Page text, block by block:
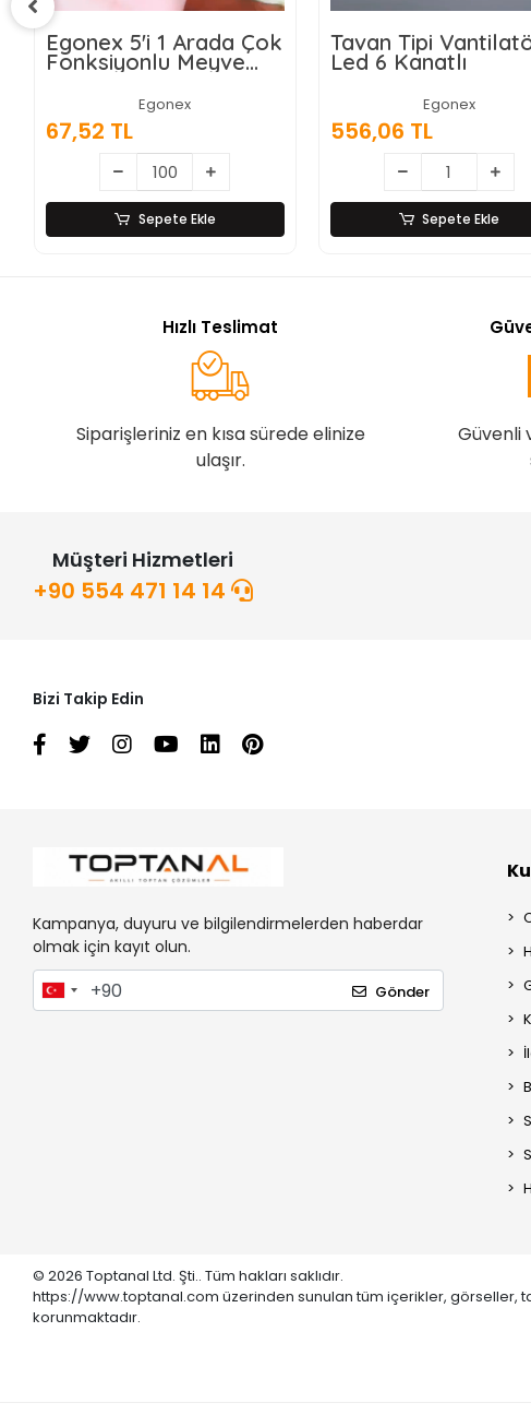
Tavan Tipi Vantilatör
Led 6 Kanatlı
Egonex
556,06 TL
Sepete Ekle
Wasspender WS-
Akıllı Su Sebili - Gizli
Dokunmatik Ekran
Egonex
9.028,87 TL
Sepete Ekle
Hızlı Teslimat
Siparişleriniz en kısa sürede elinize
ulaşır.
Güvenli
Müşteri Hizmetleri
+90 554 471 14 14
Bizi Takip Edin
Kampanya, duyuru ve bilgilendirmelerden haberdar
olmak için kayıt olun.
Gönder
© 2026 Toptanal Ltd. Şti.. Tüm hakları saklıdır.
https://www.toptanal.com üzerinden sunulan tüm içerikler, görseller,
korunmaktadır.